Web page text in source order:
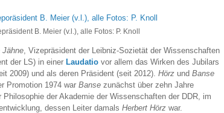
B. Meier (v.l.), alle Fotos: P. Knoll
Jähne , Vizepräsident der Leibniz-Sozietät der Wissenschaften
der LS) in einer Laudatio vor allem das Wirken des Jubilars
2009) und als deren Präsident (seit 2012). Hörz und Banse
Promotion 1974 war Banse zunächst über zehn Jahre
der Akademie der Wissenschaften der DDR, im
dessen Leiter damals Herbert Hörz war.